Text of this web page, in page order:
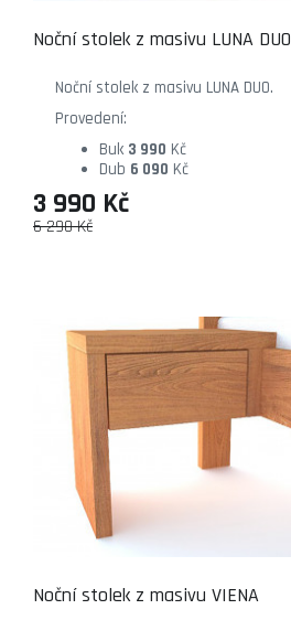
Noční stolek z masivu LUNA DUO
Noční stolek z masivu LUNA DUO.
Provedení:
Buk 3 990 Kč
Dub 6 090 Kč
6 290 Kč
3 990 Kč
Noční stolek z masivu VIENA